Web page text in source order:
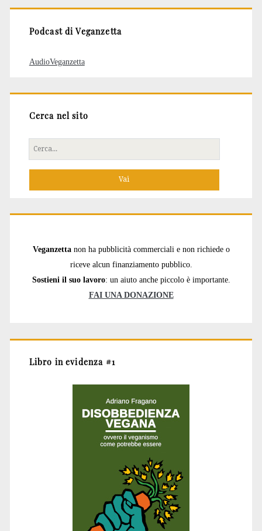
Podcast di Veganzetta
AudioVeganzetta
Cerca nel sito
Cerca
per:
Veganzetta non ha pubblicità commerciali e non richiede o
riceve alcun finanziamento pubblico.
Sostieni il suo lavoro: un aiuto anche piccolo è importante.
FAI UNA DONAZIONE
Libro in evidenza #1